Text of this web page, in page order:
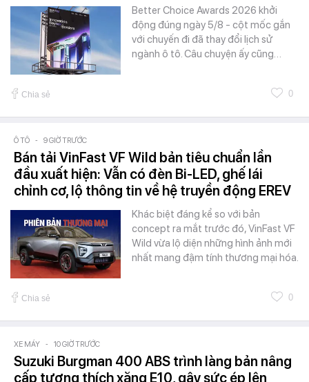
Better Choice Awards 2026 khởi
động đúng ngày 5/8 - cột mốc gắn
với chuyến đi đã thay đổi lịch sử
ngành ô tô. Câu chuyện ấy cũng…
Chia sẻ 0
Ô TÔ - 9 GIỜ TRƯỚC
Bán tải VinFast VF Wild bản tiêu chuẩn lần
đầu xuất hiện: Vẫn có đèn Bi-LED, ghế lái
chỉnh cơ, lộ thông tin về hệ truyền động EREV
Khác biệt đáng kể so với bản
concept ra mắt trước đó, VinFast VF
Wild vừa lộ diện những hình ảnh mới
nhất mang đậm tính thương mại hóa.
Chia sẻ 0
XE MÁY - 10 GIỜ TRƯỚC
Suzuki Burgman 400 ABS trình làng bản nâng
cấp tương thích xăng E10, gây sức ép lên